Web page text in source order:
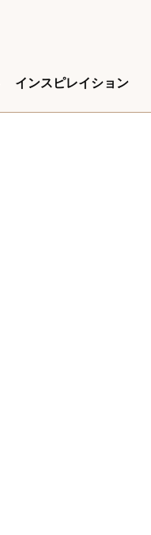
インスピレイション